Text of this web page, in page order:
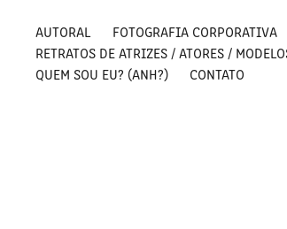
AUTORAL
FOTOGRAFIA CORPORATIVA
RETRATOS DE ATRIZES / ATORES /
QUEM SOU EU? (ANH?)
CONTATO